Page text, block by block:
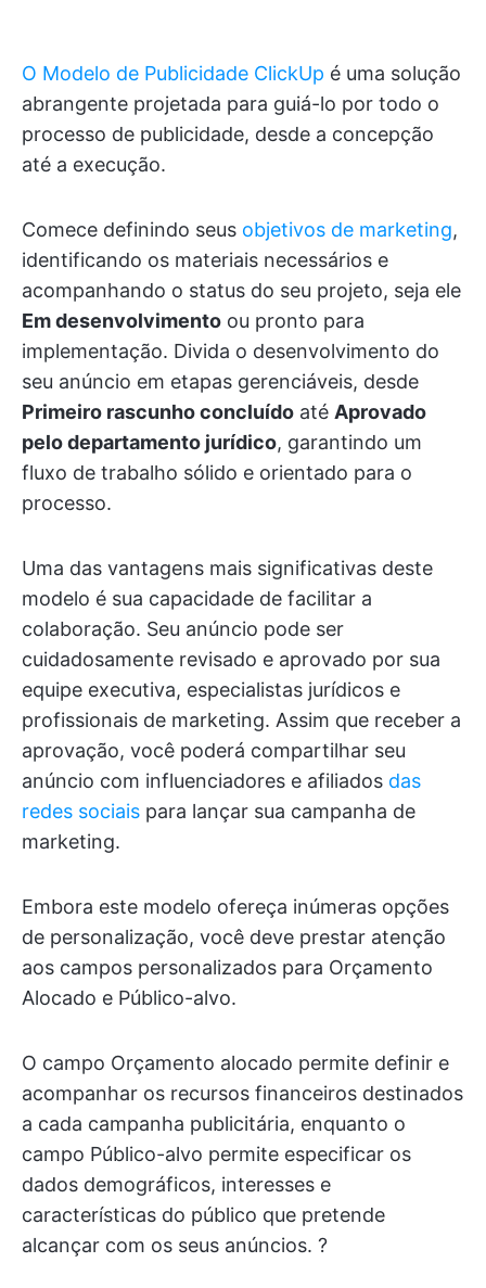
O Modelo de Publicidade ClickUp é uma solução
abrangente projetada para guiá-lo por todo o
processo de publicidade, desde a concepção
até a execução.
Comece definindo seus objetivos de marketing,
identificando os materiais necessários e
acompanhando o status do seu projeto, seja ele
Em desenvolvimento ou pronto para
implementação. Divida o desenvolvimento do
seu anúncio em etapas gerenciáveis, desde
Primeiro rascunho concluído até Aprovado
pelo departamento jurídico, garantindo um
fluxo de trabalho sólido e orientado para o
processo.
Uma das vantagens mais significativas deste
modelo é sua capacidade de facilitar a
colaboração. Seu anúncio pode ser
cuidadosamente revisado e aprovado por sua
equipe executiva, especialistas jurídicos e
profissionais de marketing. Assim que receber a
aprovação, você poderá compartilhar seu
anúncio com influenciadores e afiliados das
redes sociais para lançar sua campanha de
marketing.
Embora este modelo ofereça inúmeras opções
de personalização, você deve prestar atenção
aos campos personalizados para Orçamento
Alocado e Público-alvo.
O campo Orçamento alocado permite definir e
acompanhar os recursos financeiros destinados
a cada campanha publicitária, enquanto o
campo Público-alvo permite especificar os
dados demográficos, interesses e
características do público que pretende
alcançar com os seus anúncios. ?